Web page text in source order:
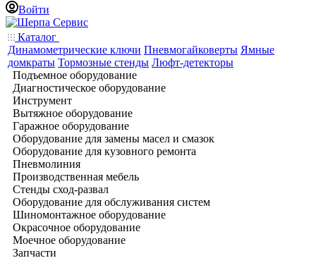
Войти
Каталог
Динамометрические ключи Пневмогайковерты Ямные
домкраты Тормозные стенды Люфт-детекторы
Подъемное оборудование
Диагностическое оборудование
Инструмент
Вытяжное оборудование
Гаражное оборудование
Оборудование для замены масел и смазок
Оборудование для кузовного ремонта
Пневмолиния
Производственная мебель
Стенды сход-развал
Оборудование для обслуживания систем
Шиномонтажное оборудование
Окрасочное оборудование
Моечное оборудование
Запчасти